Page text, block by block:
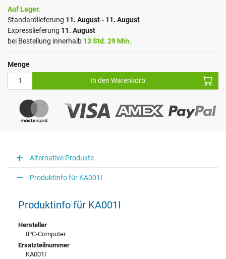
Auf Lager.
Standardlieferung 11. August - 11. August
Expresslieferung 11. August
bei Bestellung innerhalb 13 Std. 29 Min.
Menge
In den Warenkorb
Alternative Produkte
Produktinfo für KA001I
Produktinfo für KA001I
Hersteller
IPC-Computer
Ersatzteilnummer
KA001I